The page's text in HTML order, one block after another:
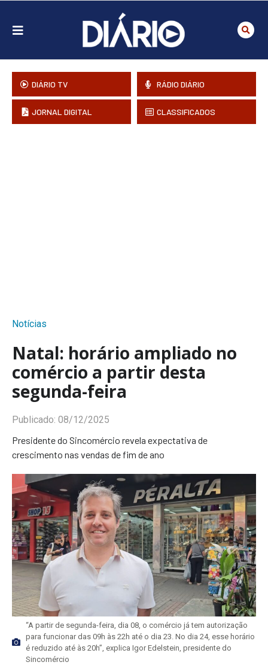
DIÁRIO TV RÁDIO DIÁRIO
JORNAL DIGITAL CLASSIFICADOS
Notícias
Natal: horário ampliado no
comércio a partir desta
segunda-feira
Publicado: 08/12/2025
Presidente do Sincomércio revela expectativa de
crescimento nas vendas de fim de ano
“A partir de segunda-feira, dia 08, o comércio já tem autorização
para funcionar das 09h às 22h até o dia 23. No dia 24, esse horário
é reduzido até às 20h”, explica Igor Edelstein, presidente do
Sincomércio